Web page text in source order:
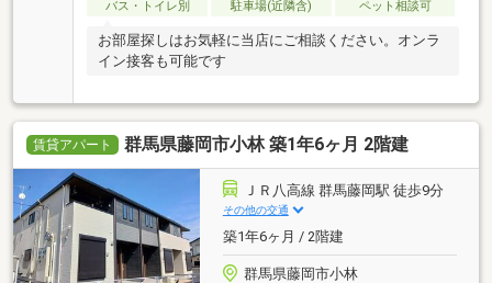
バス・トイレ別 駐車場(近隣含) ペット相談可
お部屋探しはお気軽に当店にご相談ください。オンラ
イン接客も可能です
賃貸アパート 群馬県藤岡市小林 築1年6ヶ月 2階建
ＪＲ八高線 群馬藤岡駅 徒歩9分
その他の交通
築1年6ヶ月 / 2階建
群馬県藤岡市小林